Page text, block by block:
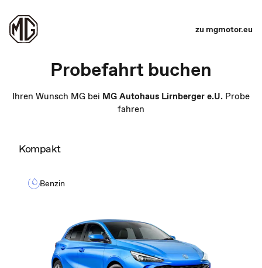
zu mgmotor.eu
Probefahrt buchen
Ihren Wunsch MG bei MG Autohaus Lirnberger e.U. Probe
fahren
Kompakt
Benzin